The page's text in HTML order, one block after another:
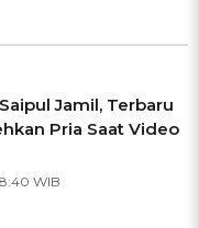
Jamil, Terbaru
Pria Saat Video
WIB